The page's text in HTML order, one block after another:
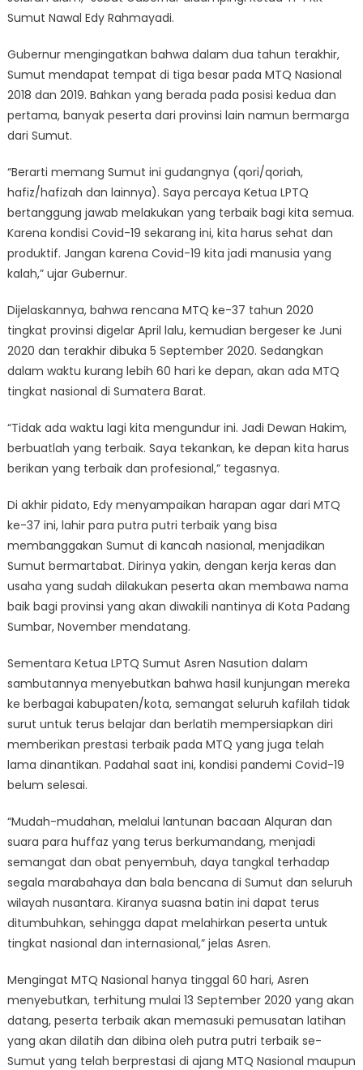
Sumut Nawal Edy Rahmayadi.
Gubernur mengingatkan bahwa dalam dua tahun terakhir,
Sumut mendapat tempat di tiga besar pada MTQ Nasional
2018 dan 2019. Bahkan yang berada pada posisi kedua dan
pertama, banyak peserta dari provinsi lain namun bermarga
dari Sumut.
“Berarti memang Sumut ini gudangnya (qori/qoriah,
hafiz/hafizah dan lainnya). Saya percaya Ketua LPTQ
bertanggung jawab melakukan yang terbaik bagi kita semua.
Karena kondisi Covid-19 sekarang ini, kita harus sehat dan
produktif. Jangan karena Covid-19 kita jadi manusia yang
kalah,” ujar Gubernur.
Dijelaskannya, bahwa rencana MTQ ke-37 tahun 2020
tingkat provinsi digelar April lalu, kemudian bergeser ke Juni
2020 dan terakhir dibuka 5 September 2020. Sedangkan
dalam waktu kurang lebih 60 hari ke depan, akan ada MTQ
tingkat nasional di Sumatera Barat.
“Tidak ada waktu lagi kita mengundur ini. Jadi Dewan Hakim,
berbuatlah yang terbaik. Saya tekankan, ke depan kita harus
berikan yang terbaik dan profesional,” tegasnya.
Di akhir pidato, Edy menyampaikan harapan agar dari MTQ
ke-37 ini, lahir para putra putri terbaik yang bisa
membanggakan Sumut di kancah nasional, menjadikan
Sumut bermartabat. Dirinya yakin, dengan kerja keras dan
usaha yang sudah dilakukan peserta akan membawa nama
baik bagi provinsi yang akan diwakili nantinya di Kota Padang
Sumbar, November mendatang.
Sementara Ketua LPTQ Sumut Asren Nasution dalam
sambutannya menyebutkan bahwa hasil kunjungan mereka
ke berbagai kabupaten/kota, semangat seluruh kafilah tidak
surut untuk terus belajar dan berlatih mempersiapkan diri
memberikan prestasi terbaik pada MTQ yang juga telah
lama dinantikan. Padahal saat ini, kondisi pandemi Covid-19
belum selesai.
“Mudah-mudahan, melalui lantunan bacaan Alquran dan
suara para huffaz yang terus berkumandang, menjadi
semangat dan obat penyembuh, daya tangkal terhadap
segala marabahaya dan bala bencana di Sumut dan seluruh
wilayah nusantara. Kiranya suasna batin ini dapat terus
ditumbuhkan, sehingga dapat melahirkan peserta untuk
tingkat nasional dan internasional,” jelas Asren.
Mengingat MTQ Nasional hanya tinggal 60 hari, Asren
menyebutkan, terhitung mulai 13 September 2020 yang akan
datang, peserta terbaik akan memasuki pemusatan latihan
yang akan dilatih dan dibina oleh putra putri terbaik se-
Sumut yang telah berprestasi di ajang MTQ Nasional maupun